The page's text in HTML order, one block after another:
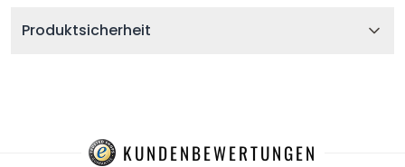
Produktsicherheit
KUNDENBEWERTUNGEN